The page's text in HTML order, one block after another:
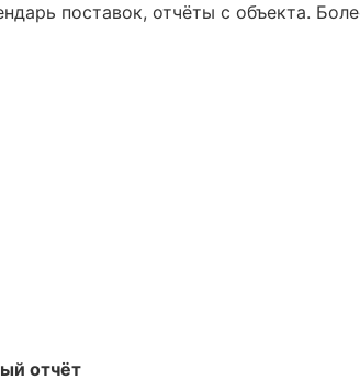
поставок, отчёты с объекта.
отчёт